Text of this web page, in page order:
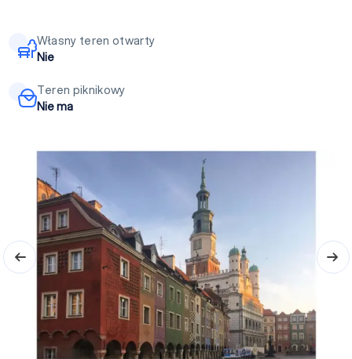
Własny teren otwarty
Nie
Teren piknikowy
Nie ma